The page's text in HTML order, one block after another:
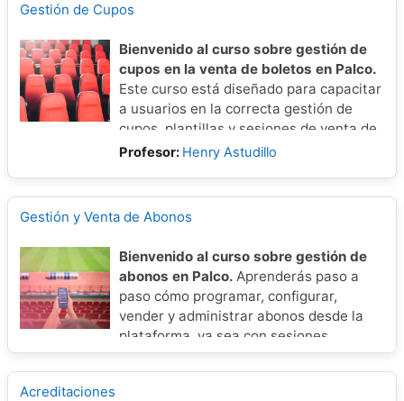
Gestión de Cupos
Bienvenido al curso sobre gestión de
cupos en la venta de boletos en Palco.
Este curso está diseñado para capacitar
a usuarios en la correcta gestión de
cupos, plantillas y sesiones de venta de
entradas. Aprenderás paso a paso cómo
canales online, garantizando una
segmentación eficiente del aforo en
cualquier tipo de evento.
Profesor: Henry Astudillo
Gestión y Venta de Abonos
Bienvenido al curso sobre gestión de
abonos en Palco. Aprenderás paso a
paso cómo programar, configurar,
vender y administrar abonos desde la
plataforma, ya sea con sesiones
asignadas o sin ellas. Ideal para ofrecer
paquetes flexibles y mejorar la
Acreditaciones